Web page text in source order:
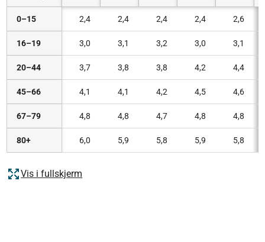
0–15 2,4 2,4 2,4 2,4 2,6
16–19 3,0 3,1 3,2 3,0 3,1
20–44 3,7 3,8 3,8 4,2 4,4
45–66 4,1 4,1 4,2 4,5 4,6
67–79 4,8 4,8 4,7 4,8 4,8
80+ 6,0 5,9 5,8 5,9 5,8
Vis i fullskjerm